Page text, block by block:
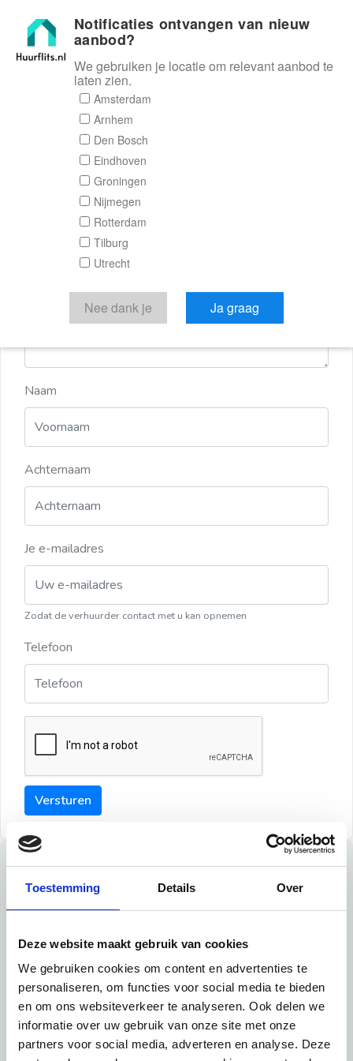
Toestemming Details Over
Deze website maakt gebruik van cookies
We gebruiken cookies om content en advertenties te
personaliseren, om functies voor social media te bieden
en om ons websiteverkeer te analyseren. Ook delen we
informatie over uw gebruik van onze site met onze
partners voor social media, adverteren en analyse. Deze
Huurflits
Reactieformulier
Huurflits
Verstuur je bericht
Door een bericht te sturen kom je in contact met de
aanbieder of makelaar van de woning.
Naam
Achternaam
Je e-mailadres
Zodat de verhuurder contact met u kan opnemen
Telefoon
Versturen
Tips
Tip 1:
Schrijf een duidelijke introductie en geef de volgende
informatie mee:
Ben je student, werkachtig of werkzoekend
Notificaties ontvangen van nieuw
aanbod?
We gebruiken je locatie om relevant aanbod te
laten zien.
Amsterdam
Arnhem
Den Bosch
Eindhoven
Groningen
Nijmegen
Rotterdam
Tilburg
Utrecht
Nee dank je Ja graag